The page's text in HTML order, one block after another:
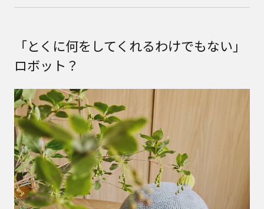
「とくに何をしてくれるわけでもない」
ロボット？